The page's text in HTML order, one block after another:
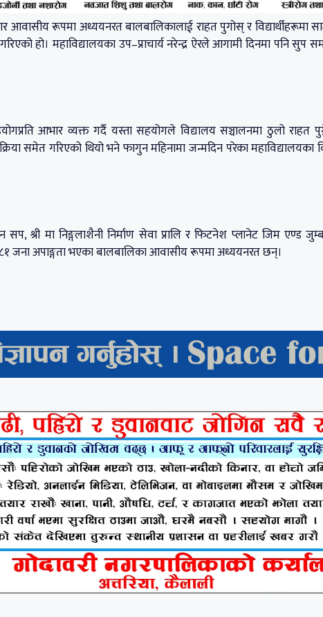
आवासीय रूपमा अध्ययनरत बालबालिकालाई राहत पुगोस् र विद्यार्थीहरूमा
हो। महाविद्यालयका उप–प्राचार्य नरेन्द्र ऐरले आगामी दिनमा पनि सुप
आभार व्यक्त गर्दै यस्ता सहयोगले विद्यालय सञ्चालनमा ठुलो राहत
समेत गरिएको थियो भने फागुन महिनामा जन्मदिन परेका
श्री मा निङ्गलाशैनी निर्माण सेवा प्रालि र फिटनेश प्लानेट जिम एण्ड
जना अपाङ्गता भएका बालबालिका आवासीय रूपमा अध्ययनरत छन्।